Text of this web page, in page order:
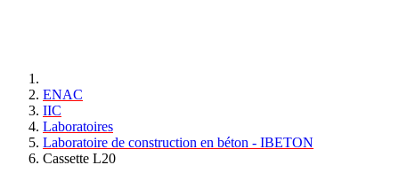
ENAC
IIC
Laboratoires
Laboratoire de construction en béton - IBETON
Cassette L20